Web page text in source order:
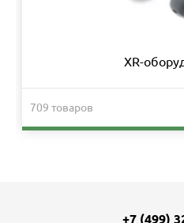
XR-
709 товаров
+7 (499)